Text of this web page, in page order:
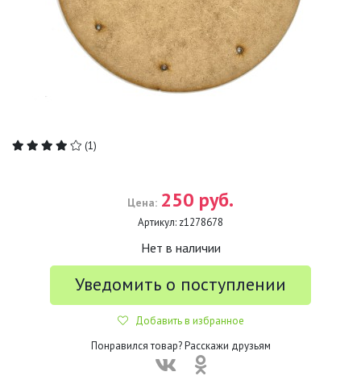
(1)
Цена: 250 руб.
Артикул: z1278678
Нет в наличии
Уведомить о поступлении
Добавить в избранное
Понравился товар? Расскажи друзьям